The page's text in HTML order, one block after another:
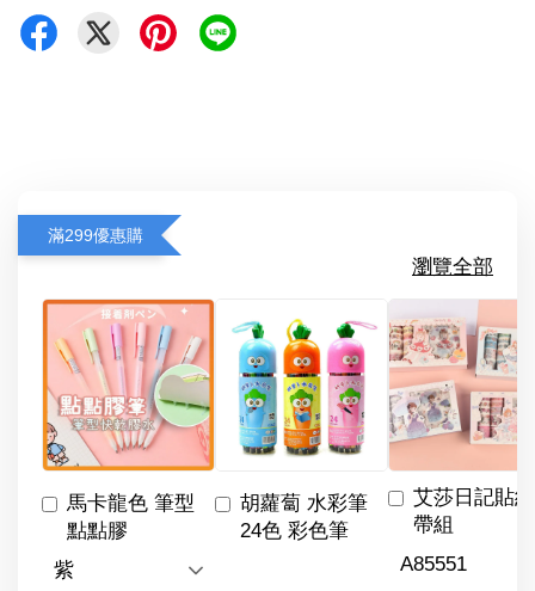
滿299優惠購
瀏覽全部
馬卡龍色 筆型
點點膠
胡蘿蔔 水彩筆
24色 彩色筆
艾莎日記貼
帶組